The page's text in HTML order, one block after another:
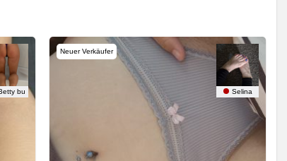
bu
Neuer Verkäufer
Selina